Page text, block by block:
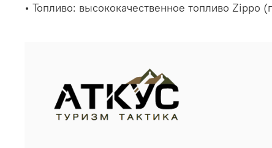
• Топливо: высококачественное топливо Zippo